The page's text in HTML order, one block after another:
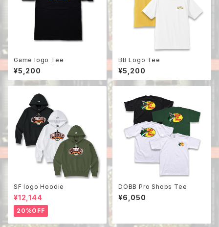
Game logo Tee
¥5,200
BB Logo Tee
¥5,200
SF logo Hoodie
¥12,144
20%OFF
DOBB Pro Shops Tee
¥6,050